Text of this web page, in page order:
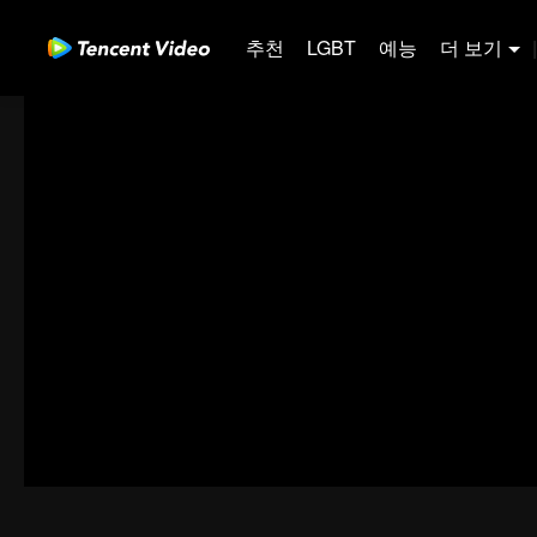
추천 LGBT 예능 더 보기 |